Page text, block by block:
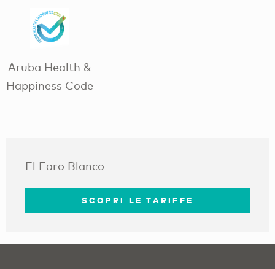
Aruba Health &
Happiness Code
El Faro Blanco
SCOPRI LE TARIFFE